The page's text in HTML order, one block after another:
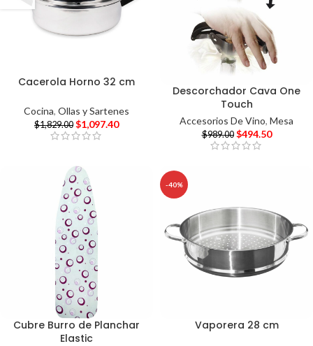
Cacerola Horno 32 cm
Cocina, Ollas y Sartenes
$1,829.00 $1,097.40
Descorchador Cava One
Touch
Accesorios De Vino, Mesa
$989.00 $494.50
Cubre Burro de Planchar
Elastic
-40%
Vaporera 28 cm